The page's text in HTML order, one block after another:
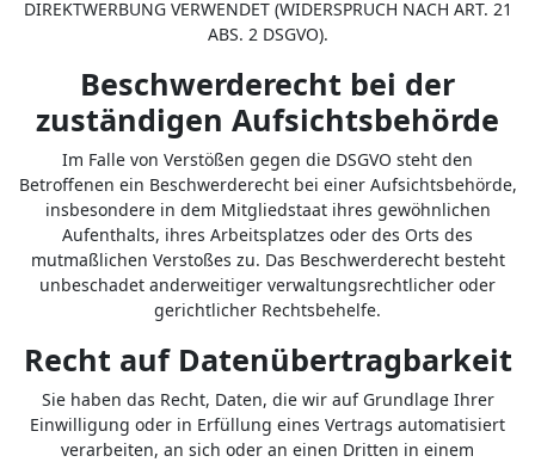
DIREKTWERBUNG VERWENDET (WIDERSPRUCH NACH ART. 21
ABS. 2 DSGVO).
Beschwerderecht bei der
zuständigen Aufsichtsbehörde
Im Falle von Verstößen gegen die DSGVO steht den
Betroffenen ein Beschwerderecht bei einer Aufsichtsbehörde,
insbesondere in dem Mitgliedstaat ihres gewöhnlichen
Aufenthalts, ihres Arbeitsplatzes oder des Orts des
mutmaßlichen Verstoßes zu. Das Beschwerderecht besteht
unbeschadet anderweitiger verwaltungsrechtlicher oder
gerichtlicher Rechtsbehelfe.
Recht auf Datenübertragbarkeit
Sie haben das Recht, Daten, die wir auf Grundlage Ihrer
Einwilligung oder in Erfüllung eines Vertrags automatisiert
verarbeiten, an sich oder an einen Dritten in einem